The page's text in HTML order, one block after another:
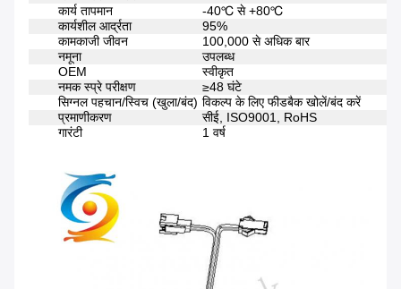
कार्य तापमान
-40℃ से +80℃
कार्यशील आर्द्रता
95%
कामकाजी जीवन
100,000 से अधिक बार
नमूना
उपलब्ध
OEM
स्वीकृत
नमक स्प्रे परीक्षण
≥48 घंटे
सिग्नल पहचान/स्विच (खुला/बंद) विकल्प के लिए फीडबैक खोलें/बंद करें
प्रमाणीकरण
सीई, ISO9001, RoHS
गारंटी
1 वर्ष